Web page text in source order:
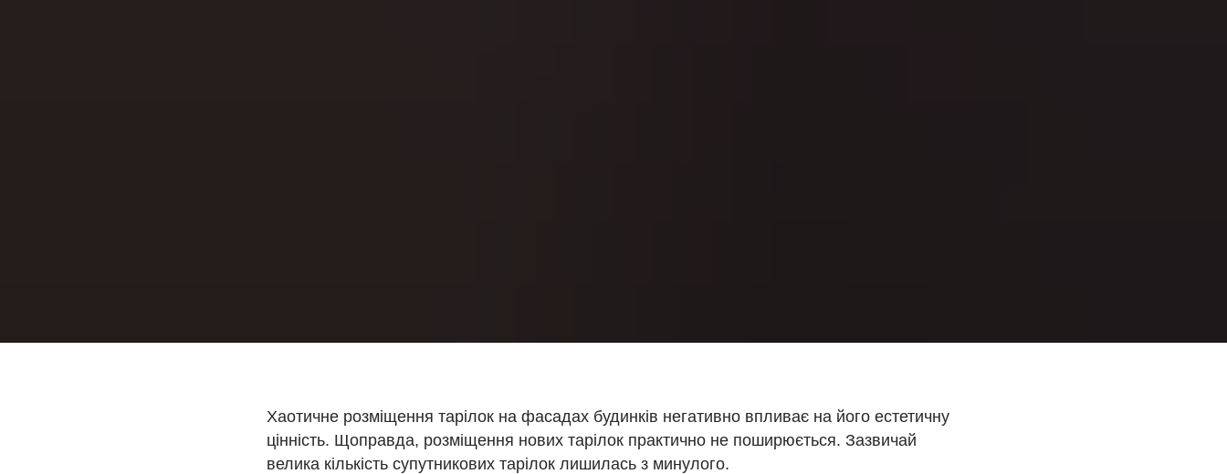
Хаотичне розміщення тарілок на фасадах будинків негативно впливає на його естетичну
цінність. Щоправда, розміщення нових тарілок практично не поширюється. Зазвичай
велика кількість супутникових тарілок лишилась з минулого.